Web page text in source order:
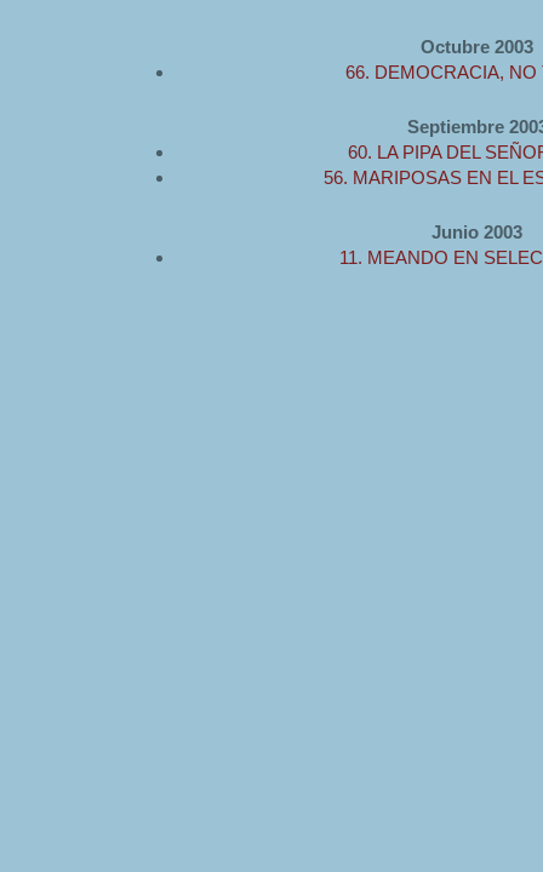
Octubre 2003
66. DEMOCRACIA, NO
Septiembre
60. LA PIPA DEL
56. MARIPOSAS EN EL
Junio 2003
11. MEANDO EN